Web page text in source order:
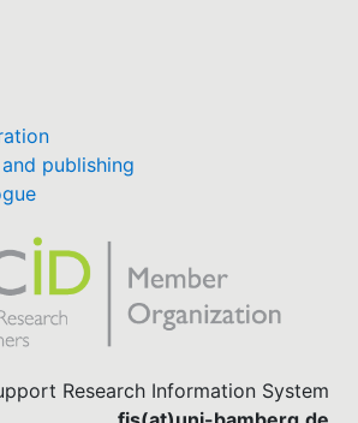
publishing
Research Information System